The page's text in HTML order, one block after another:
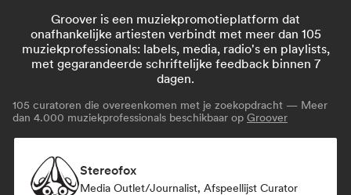
Groover is een muziekpromotieplatform dat
onafhankelijke artiesten verbindt met meer dan 105
muziekprofessionals: labels, media, radio's en playlists,
met gegarandeerde schriftelijke feedback binnen 7
dagen.
105 curatoren die overeenkomen met je zoekopdracht — Meer
dan 4.000 muziekprofessionals beschikbaar op Groover
Stereofox
Media Outlet/Journalist, Afspeellijst Curator